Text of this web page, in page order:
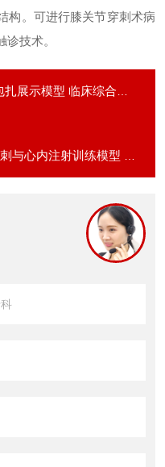
构。 可进行膝关节穿刺术病
技术。
展示模型 临床综合专科
注射训练模型 临床综合专科